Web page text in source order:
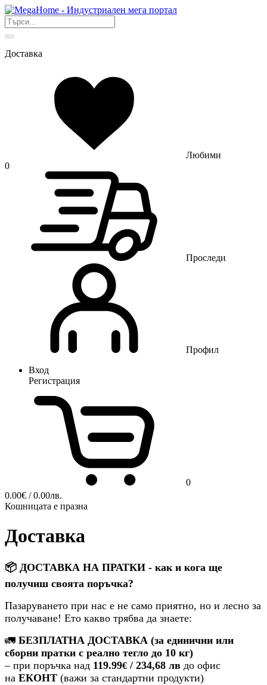
Доставка
Любими
0
Проследи
Профил
Вход
Регистрация
0
0.00€ / 0.00лв.
Кошницата е празна
Доставка
📦 ДОСТАВКА НА ПРАТКИ - как и кога ще
получиш своята поръчка?
Пазаруването при нас е не само приятно, но и лесно за
получаване! Ето какво трябва да знаете:
🚛 БЕЗПЛАТНА ДОСТАВКА (за единични или
сборни пратки с реално тегло до 10 кг)
– при поръчка над 119.99€​ / 234,68 лв до офис
на ЕКОНТ (важи за стандартни продукти)